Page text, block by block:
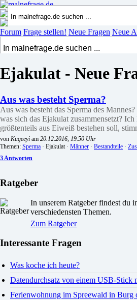
Forum Frage stellen! Neue Fragen Neue
Ejakulat - Neue
Aus was besteht Sperma?
Aus was besteht das Sperma des
was sich das Ejakulat zusammensetzt? Ich
größtenteils aus Eiweiß bestehen soll,
von Kugeeyi am 20.12.2016, 19.50 Uhr
Themen: Sperma · Ejakulat · Männer · Bestandteile ·
3 Antworten
Ratgeber
In unserem Ratgeber findest du
verschiedensten Themen.
Zum Ratgeber
Interessante Fragen
Was koche ich heute?
Datendurchsatz von einem USB-Stick
Ferienwohnung im Spreewald in Burg